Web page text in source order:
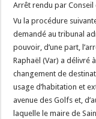
Arrêt rendu par Conseil
Vu la procédure
demandé au tribunal
pouvoir, d’une part,
Raphaël (Var) a délivré
changement de
usage d’habitation et
avenue des Golfs et,
laquelle le maire de